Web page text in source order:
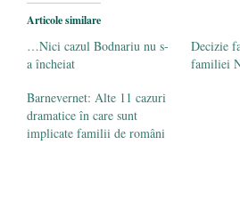
împlinește 140 de ani de
septembrie 2019
Articole similare
…Nici cazul Bodnariu nu s-
a încheiat
Decizie
familiei
Barnevernet: Alte 11 cazuri
dramatice în care sunt
implicate familii de români